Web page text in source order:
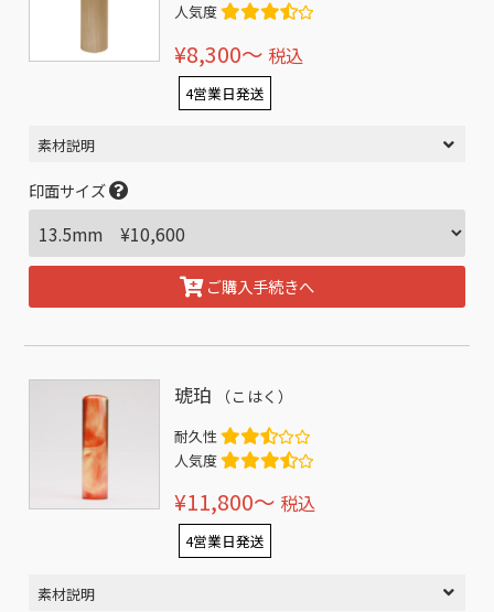
人気度
¥8,300〜 税込
4営業日発送
素材説明
印面サイズ
ご購入手続きへ
琥珀 （こはく）
耐久性
人気度
¥11,800〜 税込
4営業日発送
素材説明